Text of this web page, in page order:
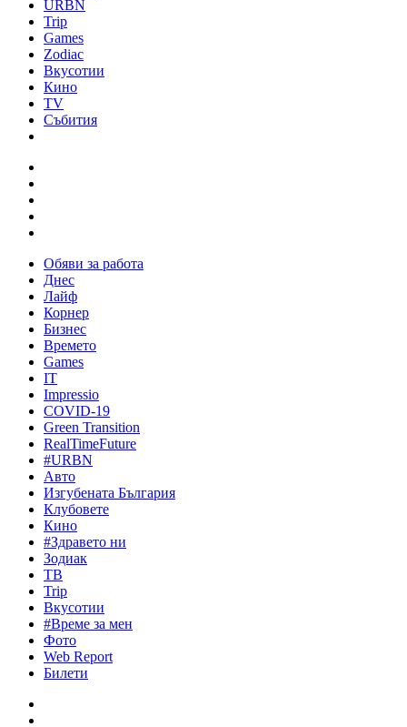
URBN
Trip
Games
Zodiac
Вкусотии
Кино
TV
Събития
Обяви за работа
Днес
Лайф
Корнер
Бизнес
Времето
Games
IT
Impressio
COVID-19
Green Transition
RealTimeFuture
#URBN
Авто
Изгубената България
Клубовете
Кино
#Здравето ни
Зодиак
ТВ
Trip
Вкусотии
#Време за мен
Фото
Web Report
Билети